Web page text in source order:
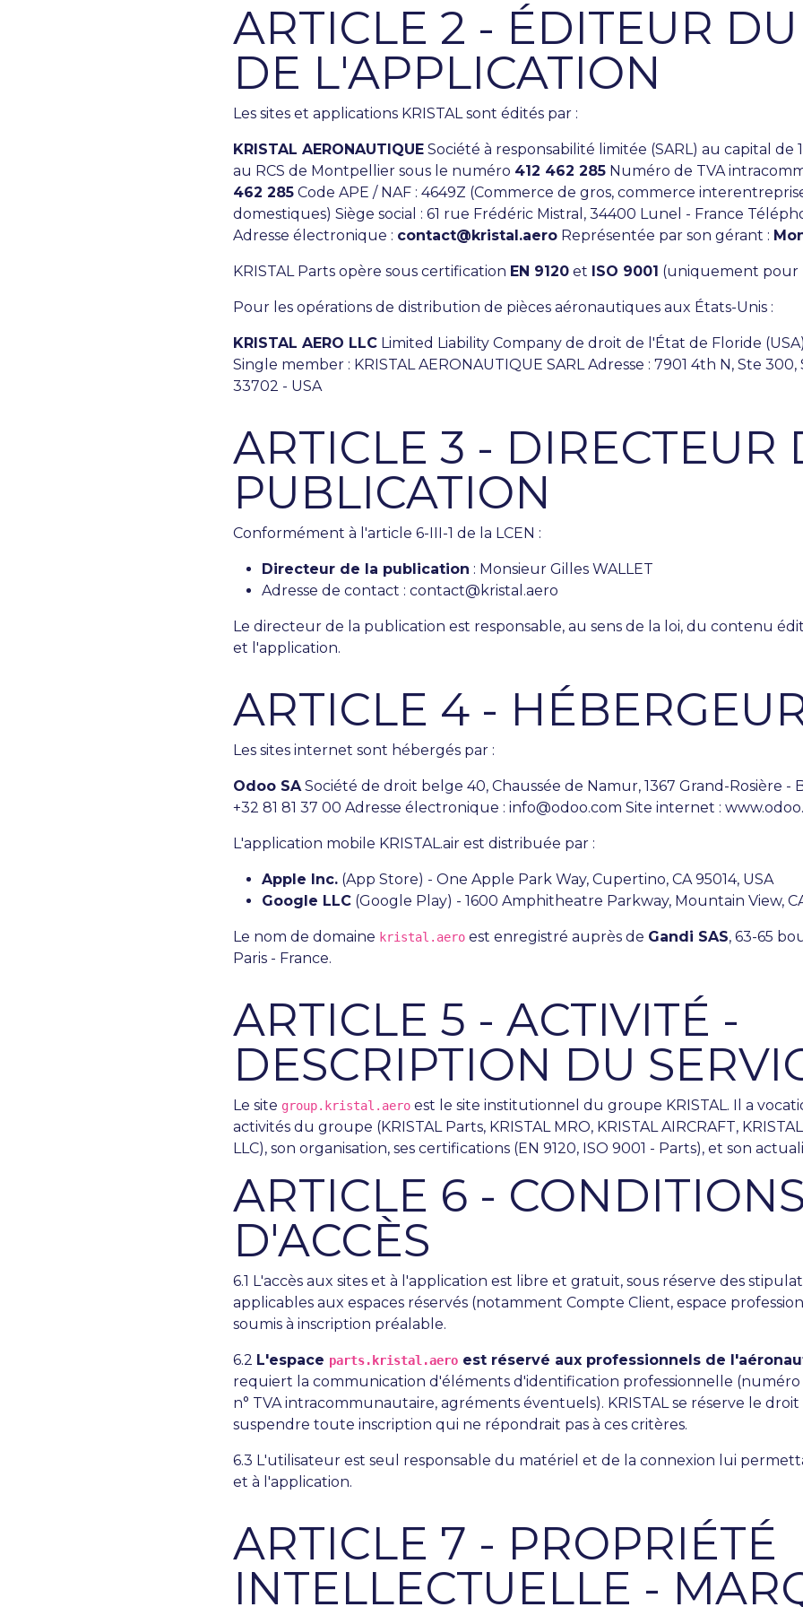
ARTICLE 2 - ÉDITEUR
DE L'APPLICATION
Les sites et applications KRISTAL sont édités par :
KRISTAL AERONAUTIQUESociété à responsabilité limitée (SARL) au capital
au RCS de Montpellier sous le numéro 412 462 285Numéro de TVA
462 285Code APE / NAF : 4649Z (Commerce de gros, commerce
domestiques) Siège social : 61 rue Frédéric Mistral, 34400 Lunel - France
Adresse électronique : contact@kristal.aeroReprésentée par son gérant :
KRISTAL Parts opère sous certification EN 9120et ISO 9001 (uniquement pour
Pour les opérations de distribution de pièces aéronautiques aux États-Unis :
KRISTAL AERO LLCLimited Liability Company de droit de l'État de Floride
Single member : KRISTAL AERONAUTIQUE SARL Adresse : 7901 4th N, Ste
33702 - USA
ARTICLE 3 - DIRECTEUR
PUBLICATION
Conformément à l'article 6-III-1 de la LCEN :
Directeur de la publication : Monsieur Gilles WALLET
Adresse de contact : contact@kristal.aero
Le directeur de la publication est responsable, au sens de la loi, du contenu
et l'application.
ARTICLE 4 -
Les sites internet sont hébergés par :
Odoo SASociété de droit belge 40, Chaussée de Namur, 1367 Grand-Rosière -
+32 81 81 37 00 Adresse électronique : info@odoo.com Site internet :
L'application mobile KRISTAL.air est distribuée par :
Apple Inc.(App Store) - One Apple Park Way, Cupertino, CA 95014, USA
Google LLC(Google Play) - 1600 Amphitheatre Parkway, Mountain View,
Le nom de domaine kristal.aeroest enregistré auprès de Gandi SAS, 63-65
Paris - France.
ARTICLE 5 - ACTIVITÉ -
DESCRIPTION DU
Le site group.kristal.aeroest le site institutionnel du groupe KRISTAL. Il a
activités du groupe (KRISTAL Parts, KRISTAL MRO, KRISTAL AIRCRAFT,
LLC), son organisation, ses certifications (EN 9120, ISO 9001 - Parts), et son
ARTICLE 6 -
D'ACCÈS
6.1 L'accès aux sites et à l'application est libre et gratuit, sous réserve des
applicables aux espaces réservés (notamment Compte Client, espace
soumis à inscription préalable.
6.2 L'espace parts.kristal.aeroest réservé aux professionnels de
requiert la communication d'éléments d'identification professionnelle (numéro
n° TVA intracommunautaire, agréments éventuels). KRISTAL se réserve le
suspendre toute inscription qui ne répondrait pas à ces critères.
6.3 L'utilisateur est seul responsable du matériel et de la connexion lui
et à l'application.
ARTICLE 7 - PROPRIÉTÉ
INTELLECTUELLE -